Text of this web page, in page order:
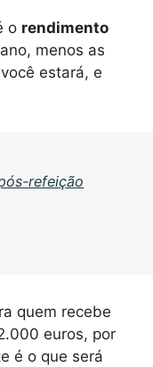
o rendimento
menos as
estará, e
refeição
quem recebe
euros, por
é o que será